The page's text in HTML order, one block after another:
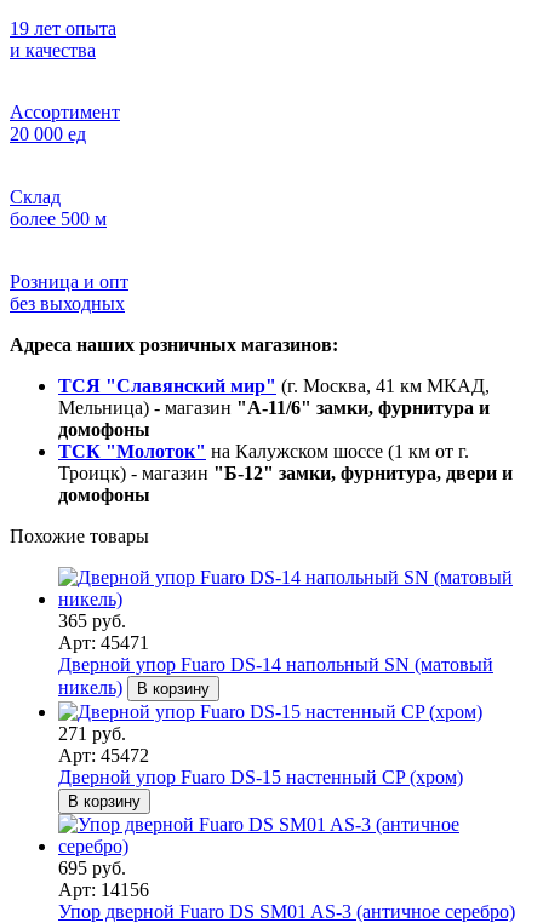
19 лет опыта
и качества
Ассортимент
20 000 ед
Склад
более 500 м
Розница и опт
без выходных
Адреса наших розничных магазинов:
ТСЯ "Славянский мир" (г. Москва, 41 км МКАД,
Мельница) - магазин "А-11/6" замки, фурнитура и
домофоны
ТСК "Молоток" на Калужском шоссе (1 км от г.
Троицк) - магазин "Б-12" замки, фурнитура, двери и
домофоны
Похожие товары
365 руб.
Арт: 45471
Дверной упор Fuaro DS-14 напольный SN (матовый
никель)
В корзину
271 руб.
Арт: 45472
Дверной упор Fuaro DS-15 настенный CP (хром)
В корзину
695 руб.
Арт: 14156
Упор дверной Fuaro DS SM01 AS-3 (античное серебро)